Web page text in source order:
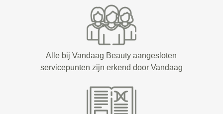
Alle bij Vandaag Beauty aangesloten
servicepunten zijn erkend door Vandaag